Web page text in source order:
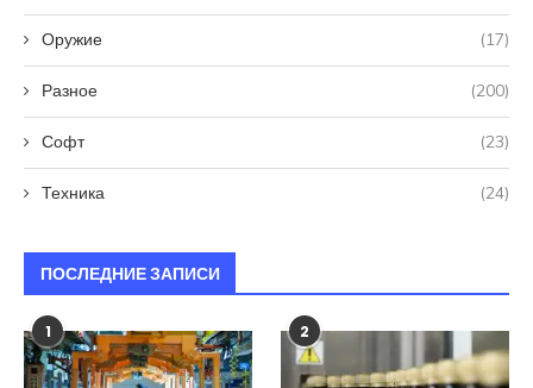
Оружие (17)
Разное (200)
Софт (23)
Техника (24)
ПОСЛЕДНИЕ ЗАПИСИ
1 2